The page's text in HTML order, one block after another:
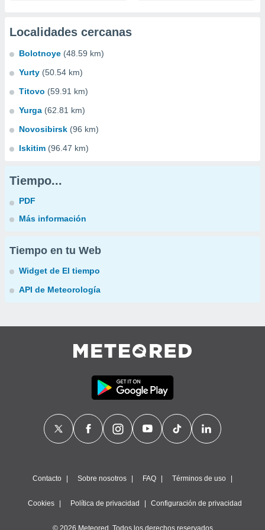
Localidades cercanas
Bolotnoye (48.59 km)
Yurty (50.54 km)
Titovo (59.91 km)
Yurga (62.81 km)
Novosibirsk (96 km)
Iskitim (96.47 km)
Tiempo...
PDF
Más información
Tiempo en tu Web
Widget de El tiempo
API de Meteorología
Contacto Sobre nosotros FAQ Términos de uso
Cookies Política de privacidad Configuración de privacidad
© 2026 Meteored. Todos los derechos reservados